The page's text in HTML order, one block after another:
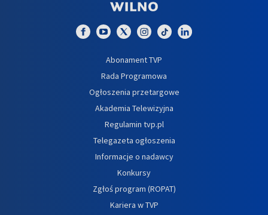
Abonament TVP
Rada Programowa
Ogłoszenia przetargowe
Akademia Telewizyjna
Regulamin tvp.pl
Telegazeta ogłoszenia
Informacje o nadawcy
Konkursy
Zgłoś program (ROPAT)
Kariera w TVP